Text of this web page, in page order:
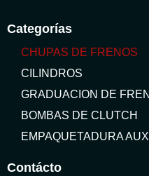
Categorías
CHUPAS DE FRENOS
CILINDROS
GRADUACION DE
BOMBAS DE CLUTCH
EMPAQUETADURA
Contácto